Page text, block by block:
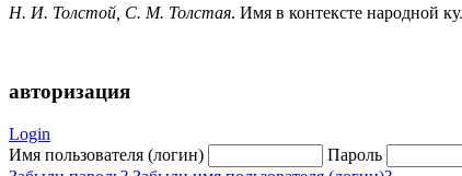
Н. И. Толстой, С. М. Толстая. Имя в контексте народной
авторизация
Login
Имя пользователя (логин)
Пароль